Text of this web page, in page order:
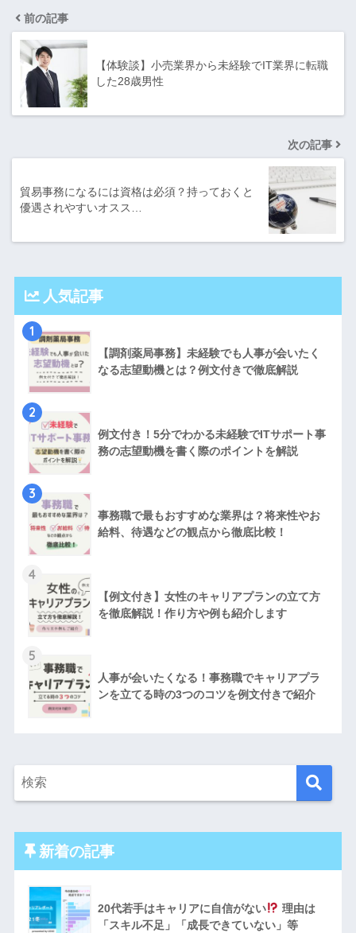
前の記事
【体験談】小売業界から未経験でIT業界に転職
した28歳男性
次の記事
貿易事務になるには資格は必須？持っておくと
優遇されやすいオスス…
人気記事
1
【調剤薬局事務】未経験でも人事が会いたく
なる志望動機とは？例文付きで徹底解説
2
例文付き！5分でわかる未経験でITサポート事
務の志望動機を書く際のポイントを解説
3
事務職で最もおすすめな業界は？将来性やお
給料、待遇などの観点から徹底比較！
4
【例文付き】女性のキャリアプランの立て方
を徹底解説！作り方や例も紹介します
5
人事が会いたくなる！事務職でキャリアプラ
ンを立てる時の3つのコツを例文付きで紹介
新着の記事
20代若手はキャリアに自信がない
理由は
「スキル不足」「成長できていない」等